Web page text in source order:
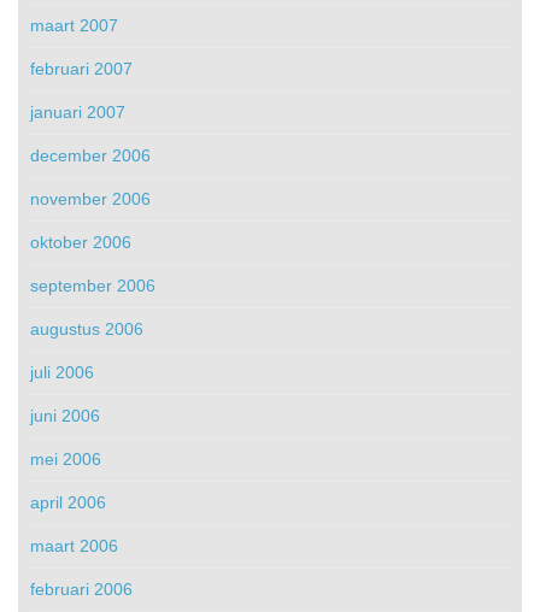
maart 2007
februari 2007
januari 2007
december 2006
november 2006
oktober 2006
september 2006
augustus 2006
juli 2006
juni 2006
mei 2006
april 2006
maart 2006
februari 2006